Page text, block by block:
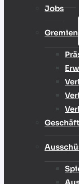
Jobs
Gremien